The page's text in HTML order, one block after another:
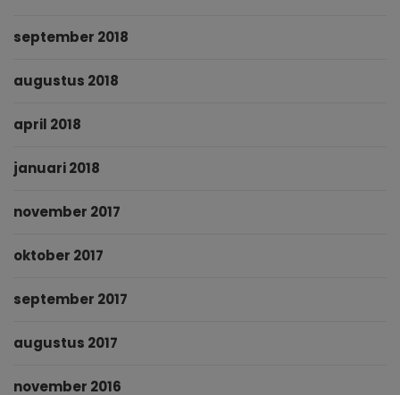
september 2018
augustus 2018
april 2018
januari 2018
november 2017
oktober 2017
september 2017
augustus 2017
november 2016